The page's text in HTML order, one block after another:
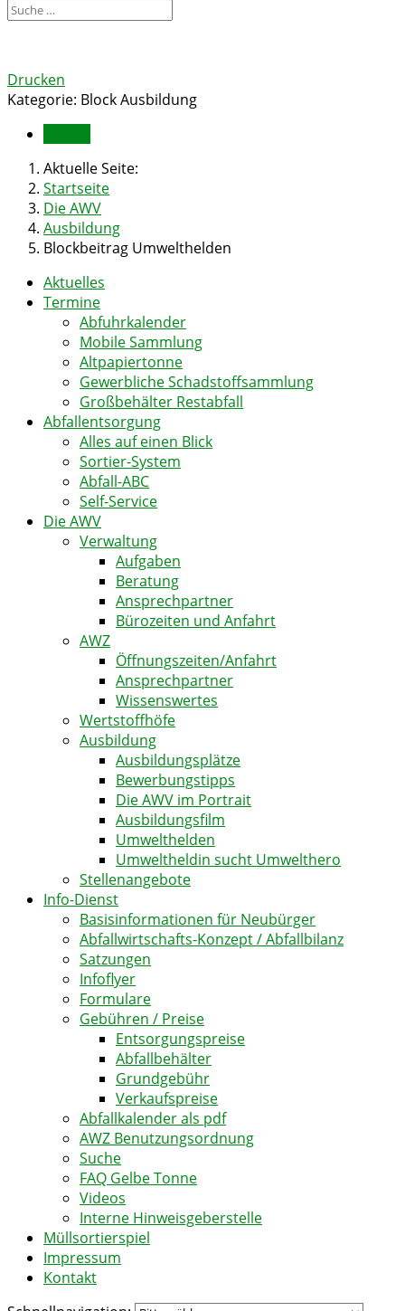
Drucken
Kategorie: Block Ausbildung
Aktuelle Seite:
Startseite
Die AWV
Ausbildung
Blockbeitrag Umwelthelden
Aktuelles
Termine
Abfuhrkalender
Mobile Sammlung
Altpapiertonne
Gewerbliche Schadstoffsammlung
Großbehälter Restabfall
Abfallentsorgung
Alles auf einen Blick
Sortier-System
Abfall-ABC
Self-Service
Die AWV
Verwaltung
Aufgaben
Beratung
Ansprechpartner
Bürozeiten und Anfahrt
AWZ
Öffnungszeiten/Anfahrt
Ansprechpartner
Wissenswertes
Wertstoffhöfe
Ausbildung
Ausbildungsplätze
Bewerbungstipps
Die AWV im Portrait
Ausbildungsfilm
Umwelthelden
Umweltheldin sucht Umwelthero
Stellenangebote
Info-Dienst
Basisinformationen für Neubürger
Abfallwirtschafts-Konzept / Abfallbilanz
Satzungen
Infoflyer
Formulare
Gebühren / Preise
Entsorgungspreise
Abfallbehälter
Grundgebühr
Verkaufspreise
Abfallkalender als pdf
AWZ Benutzungsordnung
Suche
FAQ Gelbe Tonne
Videos
Interne Hinweisgeberstelle
Müllsortierspiel
Impressum
Kontakt